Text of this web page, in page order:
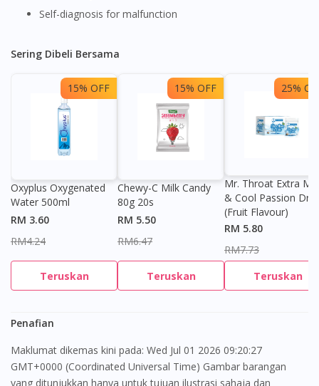
Self-diagnosis for malfunction
Sering Dibeli Bersama
15% OFF
Oxyplus Oxygenated
Water 500ml
RM 3.60
RM4.24
Teruskan
15% OFF
Chewy-C Milk Candy
80g 20s
RM 5.50
RM6.47
Teruskan
25%
Mr. Throat Extra
& Cool Passion
(Fruit Flavour)
RM 5.80
RM7.73
Teruskan
Penafian
Maklumat dikemas kini pada: Wed Jul 01 2026 09:20:27
GMT+0000 (Coordinated Universal Time) Gambar barangan
yang ditunjukkan hanya untuk tujuan ilustrasi sahaja dan